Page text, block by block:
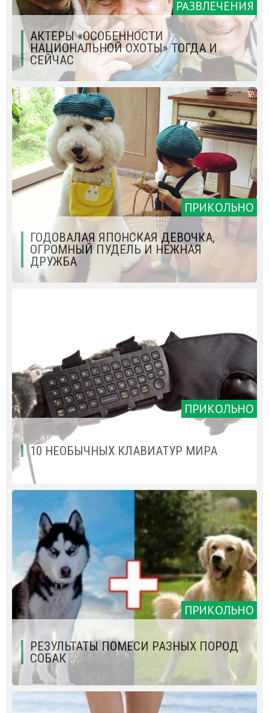
РАЗВЛЕЧЕНИЯ
АКТЕРЫ «ОСОБЕННОСТИ
НАЦИОНАЛЬНОЙ ОХОТЫ» ТОГДА И
СЕЙЧАС
ПРИКОЛЬНО
ГОДОВАЛАЯ ЯПОНСКАЯ ДЕВОЧКА,
ОГРОМНЫЙ ПУДЕЛЬ И НЕЖНАЯ
ДРУЖБА
ПРИКОЛЬНО
10 НЕОБЫЧНЫХ КЛАВИАТУР МИРА
ПРИКОЛЬНО
РЕЗУЛЬТАТЫ ПОМЕСИ РАЗНЫХ ПОРОД
СОБАК